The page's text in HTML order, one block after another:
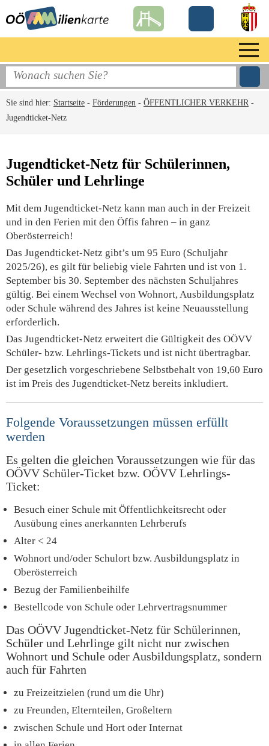
Sie sind hier: Startseite - Förderungen - ÖFFENTLICHER VERKEHR-
Jugendticket-Netz
Jugendticket-Netz für Schülerinnen,
Schüler und Lehrlinge
Mit dem Jugendticket-Netz kann man auch in der Freizeit
und in den Ferien mit den Öffis fahren – in ganz
Oberösterreich!
Das Jugendticket-Netz gibt’s um 95 Euro (Schuljahr
2025/26), es gilt für beliebig viele Fahrten und ist von 1.
September bis 30. September des nächsten Schuljahres
gültig. Bei einem Wechsel von Wohnort, Ausbildungsplatz
oder Schule während des Jahres ist keine Neuausstellung
erforderlich.
Das Jugendticket-Netz erweitert die Gültigkeit des OÖVV
Schüler- bzw. Lehrlings-Tickets und ist nicht übertragbar.
Der gesetzlich vorgeschriebene Selbstbehalt von 19,60 Euro
ist im Preis des Jugendticket-Netz bereits inkludiert.
Folgende Voraussetzungen müssen erfüllt
werden
Es gelten die gleichen Voraussetzungen wie für das
OÖVV Schüler-Ticket bzw. OÖVV Lehrlings-
Ticket:
Besuch einer Schule mit Öffentlichkeitsrecht oder
Ausübung eines anerkannten Lehrberufs
Alter < 24
Wohnort und/oder Schulort bzw. Ausbildungsplatz in
Oberösterreich
Bezug der Familienbeihilfe
Bestellcode von Schule oder Lehrvertragsnummer
Das OÖVV Jugendticket-Netz für Schülerinnen,
Schüler und Lehrlinge gilt nicht nur zwischen
Wohnort und Schule oder Ausbildungsplatz, sondern
auch für Fahrten
zu Freizeitzielen (rund um die Uhr)
zu Freunden, Elternteilen, Großeltern
zwischen Schule und Hort oder Internat